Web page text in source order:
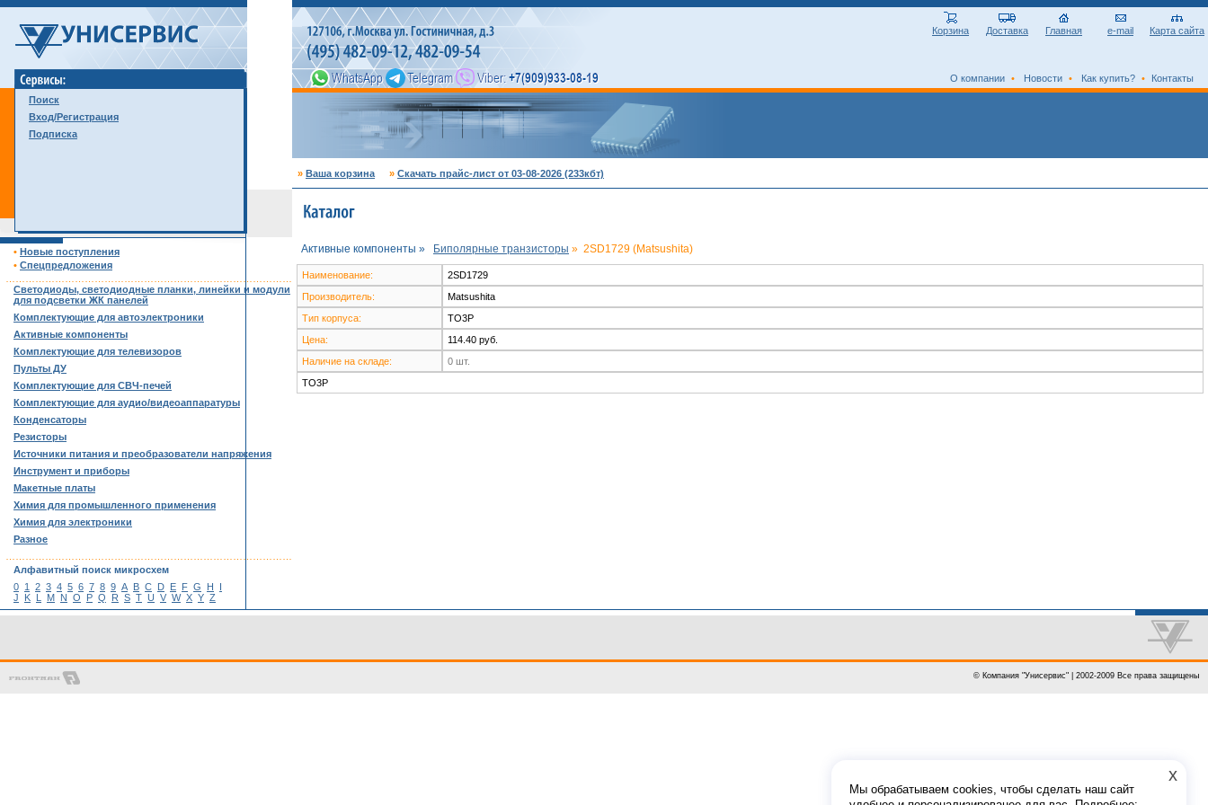
x
Мы обрабатываем cookies, чтобы сделать наш сайт
Поиск
Вход/Регистрация
Подписка
Корзина Доставка Главная e-mail Карта сайта
О компании • Новости • Как купить? • Контакты
» Ваша корзина » Скачать прайс-лист от 03-08-2026 (233кбт)
• Новые поступления
• Спецпредложения
Светодиоды, светодиодные планки, линейки и модули
для подсветки ЖК панелей
Комплектующие для автоэлектроники
Активные компоненты
Комплектующие для телевизоров
Пульты ДУ
Комплектующие для СВЧ-печей
Комплектующие для аудио/видеоаппаратуры
Конденсаторы
Резисторы
Источники питания и преобразователи напряжения
Инструмент и приборы
Макетные платы
Химия для промышленного применения
Химия для электроники
Разное
Алфавитный поиск микросхем
0 1 2 3 4 5 6 7 8 9 A B C D E F G H
I
J
K L M N O P Q R S T U V W X Y Z
Активные компоненты » Биполярные транзисторы » 2SD1729 (Matsushita)
Наименование:
2SD1729
Производитель:
Matsushita
Тип корпуса:
TO3P
Цена:
114.40 руб.
Наличие на складе:
0 шт.
TO3P
© Компания "Унисервис" | 2002-2009 Все права защищены